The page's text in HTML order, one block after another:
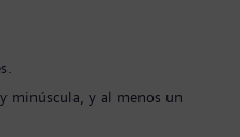
minúscula, y al menos un